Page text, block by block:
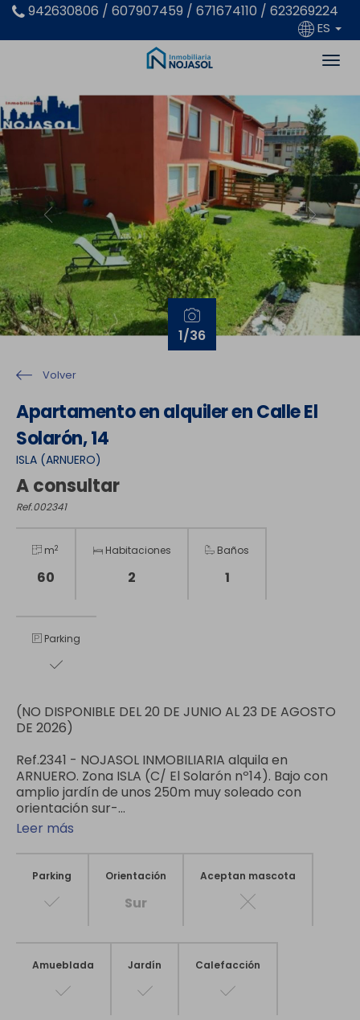
942630806 / 607907459 / 671674110 / 623269224
ES
1/36
Previous Next
Volver
Apartamento en alquiler en Calle El
Solarón, 14
ISLA (ARNUERO)
A consultar
Ref.002341
m2
60
Habitaciones
2
Baños
1
Parking
(NO DISPONIBLE DEL 20 DE JUNIO AL 23 DE AGOSTO
DE 2026)
Ref.2341 - NOJASOL INMOBILIARIA alquila en
ARNUERO. Zona ISLA (C/ El Solarón nº14). Bajo con
amplio jardín de unos 250m muy soleado con
orientación sur-...
Leer más
Parking Orientación
Sur
Aceptan mascota
Amueblada Jardín Calefacción